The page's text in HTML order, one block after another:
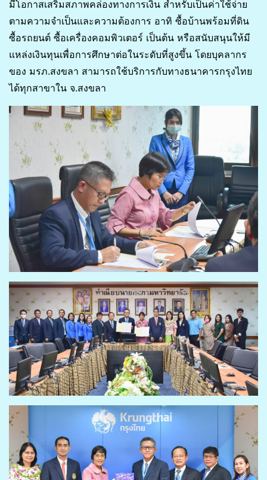
มีโอกาสเสริมสภาพคล่องทางการเงิน สำหรับเป็นค่าใช้จ่าย
ตามความจำเป็นและความต้องการ อาทิ ซื้อบ้านพร้อมที่ดิน
ซื้อรถยนต์ ซื้อเครื่องคอมพิวเตอร์ เป็นต้น หรือสนับสนุนให้มี
แหล่งเงินทุนเพื่อการศึกษาต่อในระดับที่สูงขึ้น โดยบุคลากร
ของ มรภ.สงขลา สามารถใช้บริการกับทางธนาคารกรุงไทย
ได้ทุกสาขาใน จ.สงขลา